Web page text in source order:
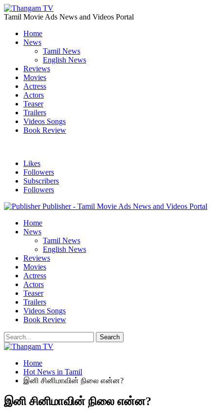
Tamil Movie Ads News and Videos Portal
Home
News
Tamil News
English News
Reviews
Movies
Actress
Actors
Teaser
Trailers
Videos Songs
Book Review
Likes
Followers
Subscribers
Followers
Publisher - Tamil Movie Ads News and Videos Portal
Home
News
Tamil News
English News
Reviews
Movies
Actress
Actors
Teaser
Trailers
Videos Songs
Book Review
Home
Hot News in Tamil
இனி சினிமாவின் நிலை என்ன?
இனி சினிமாவின் நிலை என்ன?